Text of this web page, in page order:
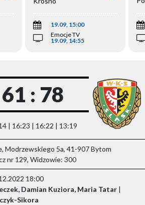
19.09, 15:00
Emocje TV
19.09, 14:55
61 : 78
| 16:23 | 16:22 | 13:19
Modrzewskiego 5a, 41-907 Bytom
nr 129, Widzowie: 300
18:00
Damian Kuziora, Maria Tatar |
Sikora